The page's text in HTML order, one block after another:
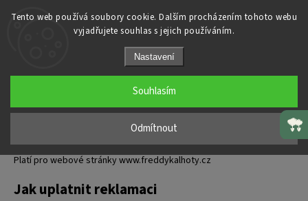
Tento web používá soubory cookie. Dalším procházením tohoto webu
vyjadřujete souhlas s jejich používáním.
Nastavení
Odmítnout
Souhlasím
CZK
Platí pro webové stránkywww.freddykalhoty.cz
Jak uplatnit reklamaci